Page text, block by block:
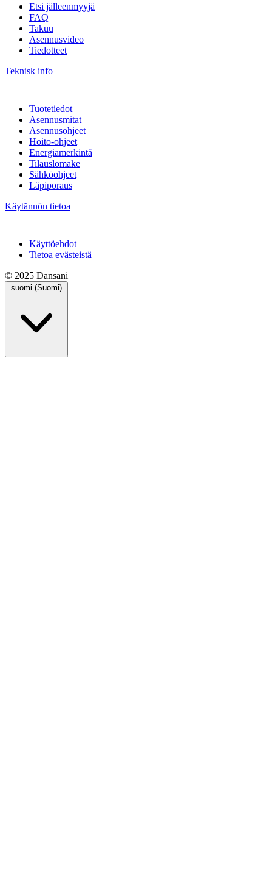
Etsi jälleenmyyjä
FAQ
Takuu
Asennusvideo
Tiedotteet
Teknisk info
Tuotetiedot
Asennusmitat
Asennusohjeet
Hoito-ohjeet
Energiamerkintä
Tilauslomake
Sähköohjeet
Läpiporaus
Käytännön tietoa
Käyttöehdot
Tietoa evästeistä
© 2025 Dansani
suomi (Suomi)